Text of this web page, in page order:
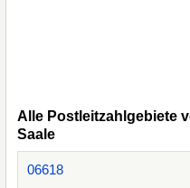
Alle Postleitzahlgebiete
Saale
06618